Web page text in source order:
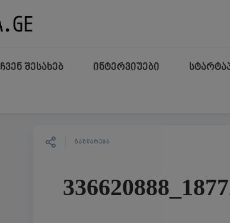
ჩვენ შესახებ ინტერვიუები
ᲒᲐᲖᲘᲐᲠᲔᲑᲐ